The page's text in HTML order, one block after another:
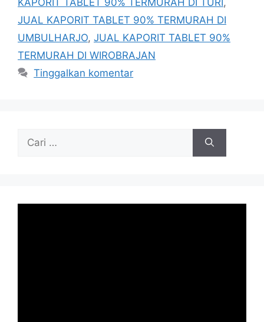
JUAL KAPORIT TABLET 90% TERMURAH DI
UMBULHARJO, JUAL KAPORIT TABLET 90%
TERMURAH DI WIROBRAJAN
Tinggalkan komentar
untuk: